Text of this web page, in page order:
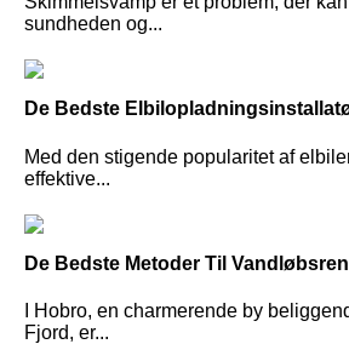
sundheden og...
De Bedste
Med den stigende popularitet af
effektive...
De Bedste Metoder Til
I Hobro, en charmerende by
Fjord, er...